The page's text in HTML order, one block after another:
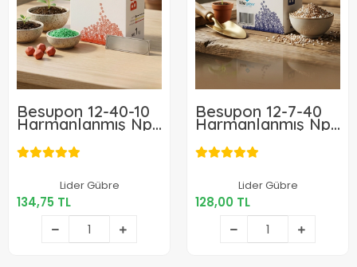
Besupon 12-40-10
Harmanlanmış Npk
Granül Gübre 1 Kg
Lider Gübre
134,75 TL
134,75 TL
Sepete Ekle
Besupon 12-7-40
Harmanlanmış Npk
Granül Gübre 1 Kg
Lider Gübre
128,00 TL
128,00 TL
Sepete Ekle